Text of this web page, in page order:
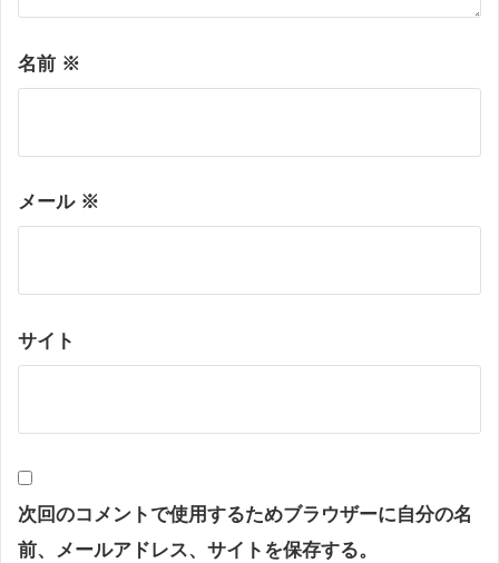
名前 ※
メール ※
サイト
次回のコメントで使用するためブラウザーに自分の名
前、メールアドレス、サイトを保存する。